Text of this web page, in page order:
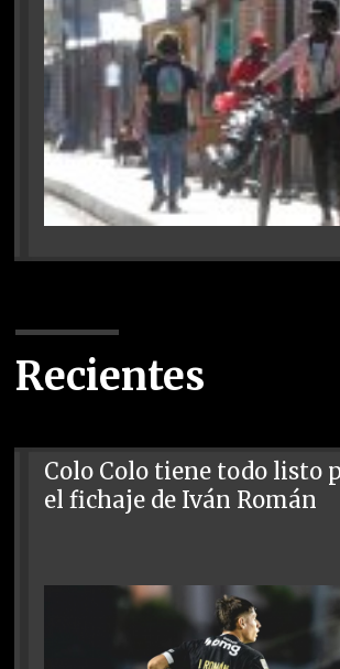
Recientes
Colo Colo tiene todo listo
el fichaje de Iván Román